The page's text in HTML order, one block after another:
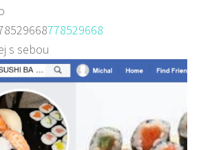
778529668
s sebou